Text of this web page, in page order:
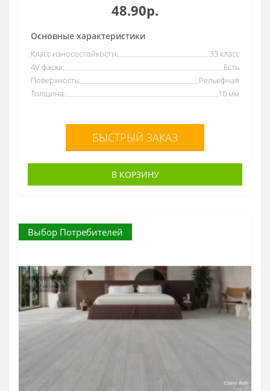
48.90р.
Основные характеристики
Класс износостойкости:
33 класс
4V фаска:
Есть
Поверхность:
Рельефная
Толщина:
10 мм
БЫСТРЫЙ ЗАКАЗ
В КОРЗИНУ
Выбор Потребителей